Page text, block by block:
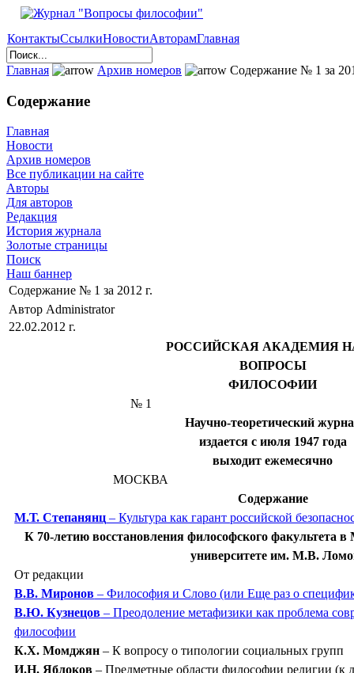
КонтактыСсылкиНовостиАвторамГлавная
Главная Архив номеров Содержание № 1 за
Содержание
Главная
Новости
Архив номеров
Все публикации на сайте
Авторы
Для авторов
Редакция
История журнала
Золотые страницы
Поиск
Наш баннер
Содержание № 1 за 2012 г.
Автор Administrator
22.02.2012 г.
РОССИЙСКАЯ АКАДЕМИЯ
ВОПРОСЫ
ФИЛОСОФИИ
№ 1
Научно-теоретический
издается с июля 1947 года
выходит ежемесячно
МОСКВА
Содержание
М.Т. Степанянц – Культура как гарант российской
К 70-летию восстановления философского факультета в
университете им. М.В.
От редакции
В.В. Миронов – Философия и Слово (или Еще раз о
В.Ю. Кузнецов – Преодоление метафизики как проблема
философии
К.Х. Момджян – К вопросу о типологии социальных групп
И.Н. Яблоков – Предметные области философии религии (к